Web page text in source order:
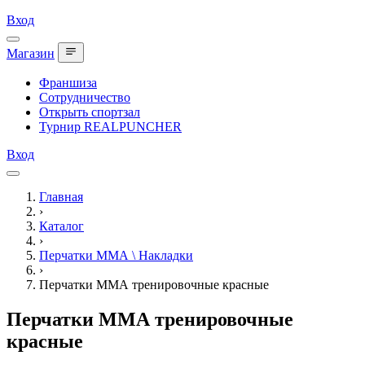
Вход
Магазин
Франшиза
Сотрудничество
Открыть спортзал
Турнир REALPUNCHER
Вход
Главная
›
Каталог
›
Перчатки ММА \ Накладки
›
Перчатки ММА тренировочные красные
Перчатки ММА тренировочные
красные